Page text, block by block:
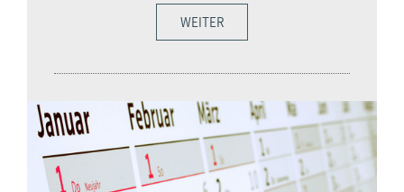
WEITER